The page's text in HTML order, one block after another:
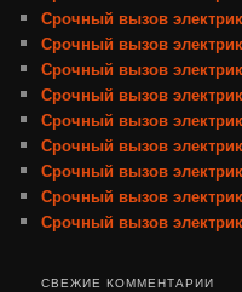
Срочный вызов
Срочный вызов
Срочный вызов
Срочный вызов
Срочный вызов
Срочный вызов
Срочный вызов
Срочный вызов
Срочный вызов
СВЕЖИЕ КОММЕНТАРИИ